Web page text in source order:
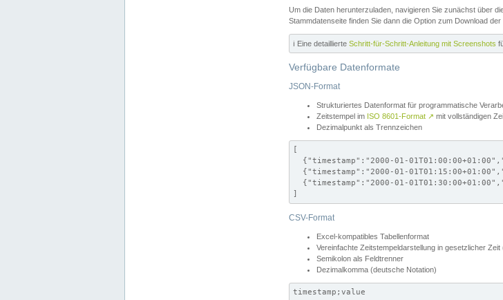
Um die Daten herunterzuladen, navigieren Sie zunächst über
Stammdatenseite finden Sie dann die Option zum Download
ℹ️ Eine detaillierte Schritt-für-Schritt-Anleitung mit Screenshots
Verfügbare Datenformate
JSON-Format
Strukturiertes Datenformat für programmatische
Zeitstempel im ISO 8601-Format ↗ mit vollständigen
Dezimalpunkt als Trennzeichen
[
{"timestamp":"2000-01-
{"timestamp":"2000-01-
{"timestamp":"2000-01-
]
CSV-Format
Excel-kompatibles Tabellenformat
Vereinfachte Zeitstempeldarstellung in gesetzlicher
Semikolon als Feldtrenner
Dezimalkomma (deutsche Notation)
timestamp;value